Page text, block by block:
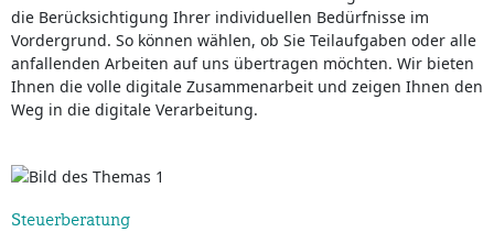
die Berücksichtigung Ihrer individuellen Bedürfnisse im
Vordergrund. So können wählen, ob Sie Teilaufgaben oder alle
anfallenden Arbeiten auf uns übertragen möchten. Wir bieten
Ihnen die volle digitale Zusammenarbeit und zeigen Ihnen den
Weg in die digitale Verarbeitung.
Steuerberatung